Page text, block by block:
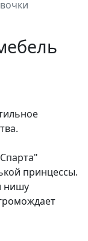
принцессы.
нишу